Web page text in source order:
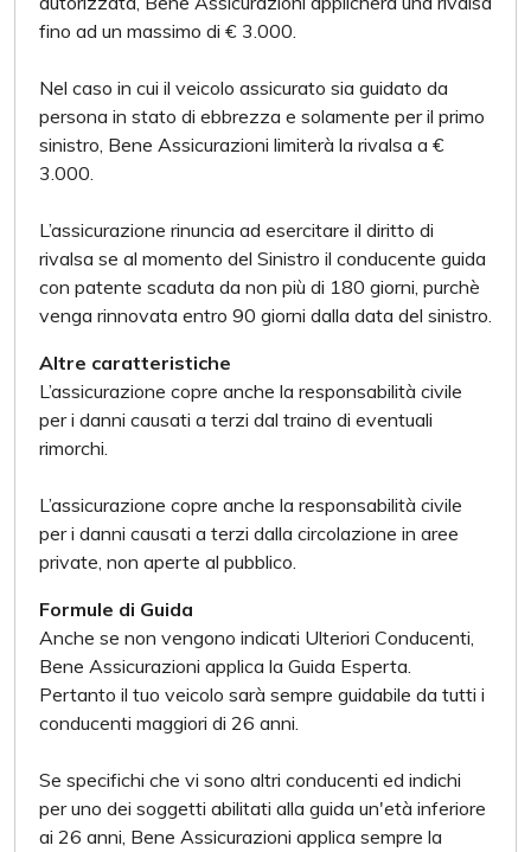
fino ad un massimo di € 3.000.
Nel caso in cui il veicolo assicurato sia guidato da
persona in stato di ebbrezza e solamente per il primo
sinistro, Bene Assicurazioni limiterà la rivalsa a €
3.000.
L’assicurazione rinuncia ad esercitare il diritto di
rivalsa se al momento del Sinistro il conducente guida
con patente scaduta da non più di 180 giorni, purchè
venga rinnovata entro 90 giorni dalla data del sinistro.
Altre caratteristiche
L’assicurazione copre anche la responsabilità civile
per i danni causati a terzi dal traino di eventuali
rimorchi.
L’assicurazione copre anche la responsabilità civile
per i danni causati a terzi dalla circolazione in aree
private, non aperte al pubblico.
Formule di Guida
Anche se non vengono indicati Ulteriori Conducenti,
Bene Assicurazioni applica la Guida Esperta.
Pertanto il tuo veicolo sarà sempre guidabile da tutti i
conducenti maggiori di 26 anni.
Se specifichi che vi sono altri conducenti ed indichi
per uno dei soggetti abilitati alla guida un'età inferiore
ai 26 anni, Bene Assicurazioni applica sempre la